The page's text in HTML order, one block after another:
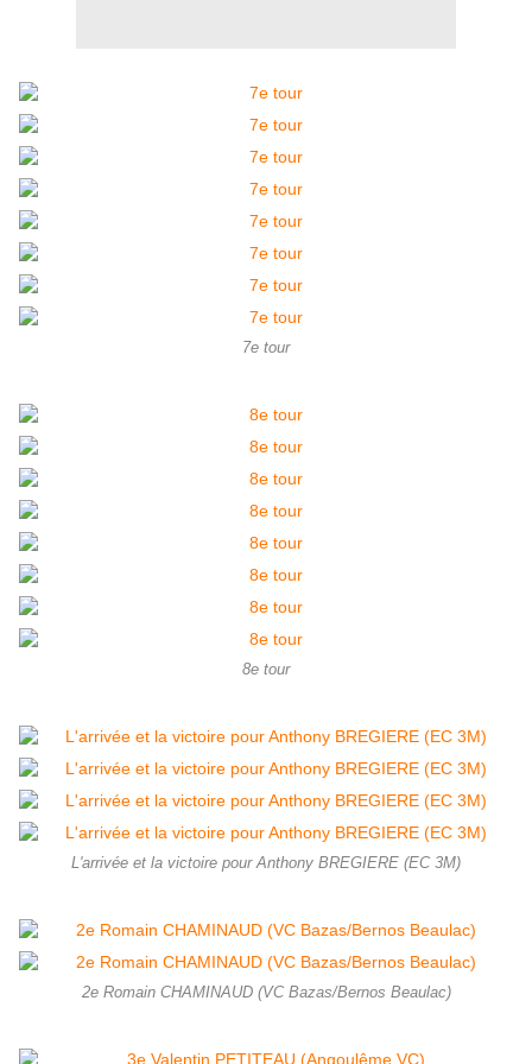
7e tour
8e tour
L'arrivée et la victoire pour Anthony BREGIERE (EC 3M)
2e Romain CHAMINAUD (VC Bazas/Bernos Beaulac)